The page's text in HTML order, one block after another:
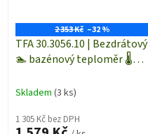
2 353 Kč –32 %
TFA 30.3056.10 | Bezdrátový
🏊 bazénový teploměr 🌡️
měření
Skladem (3 ks)
1 305 Kč bez DPH